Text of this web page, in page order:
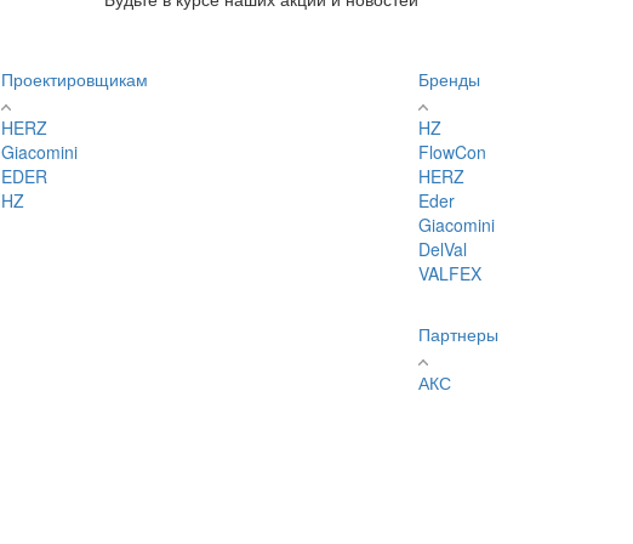
Проектировщикам
HERZ
Giacomini
EDER
HZ
Бренды
HZ
FlowCon
HERZ
Eder
Giacomini
DelVal
VALFEX
Партнеры
АКС